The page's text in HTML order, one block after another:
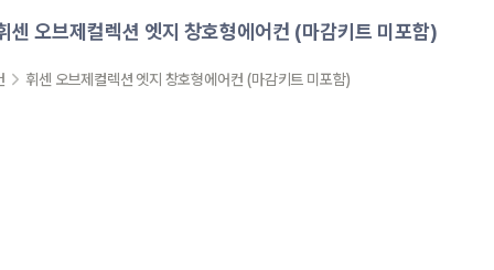
센 오브제컬렉션 엣지 창호형에어컨 (마감키트 미포함)
휘센 오브제컬렉션 엣지 창호형에어컨 (마감키트 미포함)